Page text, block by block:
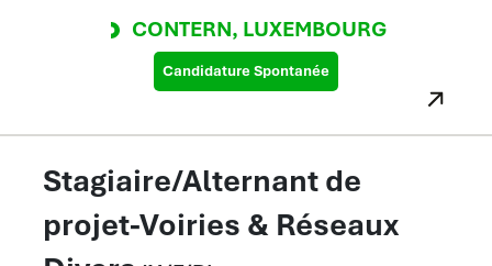
CONTERN, LUXEMBOURG
Candidature Spontanée
Stagiaire/Alternant de
projet-Voiries & Réseaux